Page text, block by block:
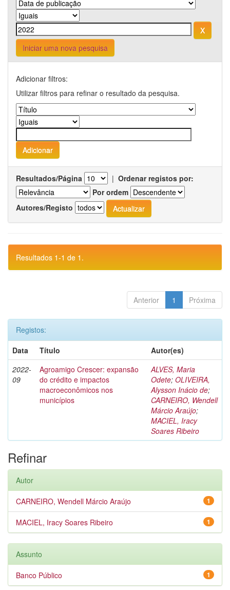
Iniciar uma nova pesquisa
Adicionar filtros:
Utilizar filtros para refinar o resultado da pesquisa.
Resultados/Página | Ordenar registos por:
Por ordem
Autores/Registo
Resultados 1-1 de 1.
Anterior 1 Próxima
Registos:
Data
Título
Autor(es)
2022-
09
Agroamigo Crescer: expansão
do crédito e impactos
macroeconômicos nos
municípios
ALVES, Maria
Odete; OLIVEIRA,
Alysson Inácio de;
CARNEIRO, Wendell
Márcio Araújo;
MACIEL, Iracy
Soares Ribeiro
Refinar
Autor
1
CARNEIRO, Wendell Márcio Araújo
1
MACIEL, Iracy Soares Ribeiro
Assunto
1
Banco Público